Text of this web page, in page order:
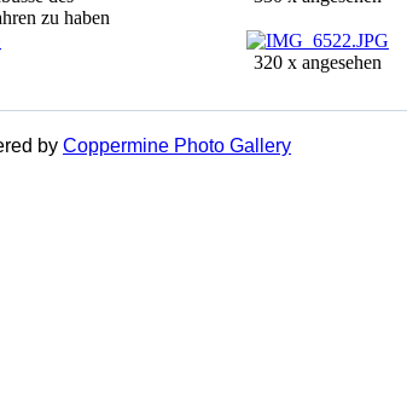
zu haben
320 x angesehen
by Coppermine Photo Gallery